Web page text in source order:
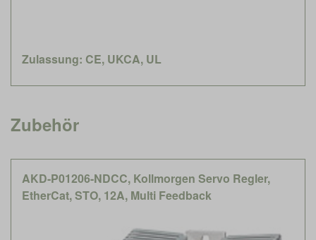
Zulassung: CE, UKCA, UL
Zubehör
AKD-P01206-NDCC, Kollmorgen Servo Regler,
EtherCat, STO, 12A, Multi Feedback